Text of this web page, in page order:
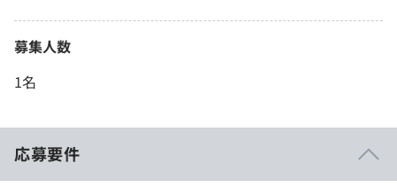
募集人数
1名
応募要件